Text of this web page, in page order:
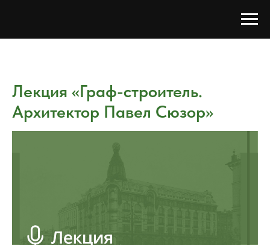
Лекция «Граф-строитель.
Архитектор Павел Сюзор»